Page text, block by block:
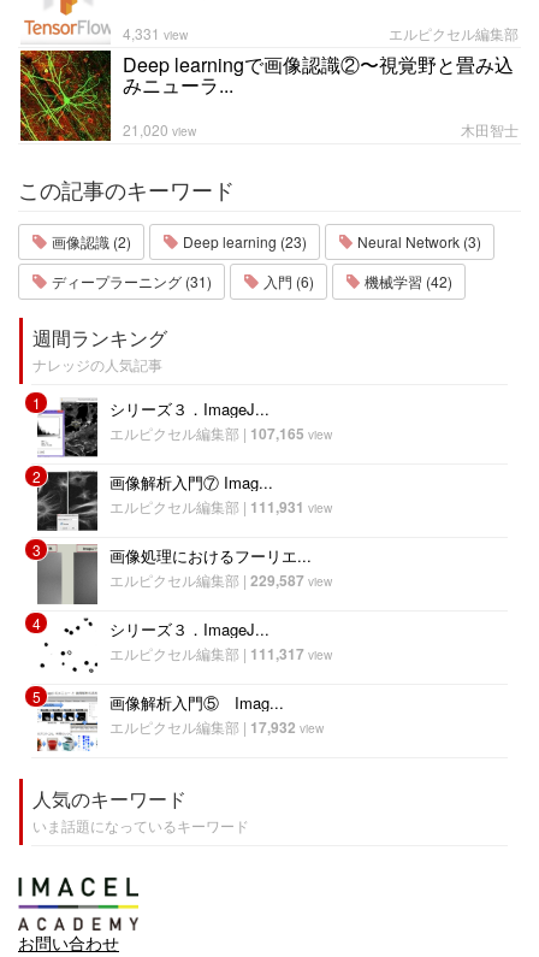
エルピクセル編集部
4,331 view
Deep learningで画像認識②〜視覚野と畳み込
みニューラ...
木田智士
21,020 view
この記事のキーワード
画像認識 (2) Deep learning (23)
Neural Network (3)
ディープラーニング (31)
入門 (6) 機械学習 (42)
週間ランキング
ナレッジの人気記事
1
シリーズ３．ImageJ...
エルピクセル編集部 | 107,165 view
2 画像解析入門⑦ Imag...
エルピクセル編集部 | 111,931 view
3 画像処理におけるフーリエ...
エルピクセル編集部 | 229,587 view
4 シリーズ３．ImageJ...
エルピクセル編集部 | 111,317 view
5 画像解析入門⑤ Imag...
エルピクセル編集部 | 17,932 view
人気のキーワード
いま話題になっているキーワード
お問い合わせ